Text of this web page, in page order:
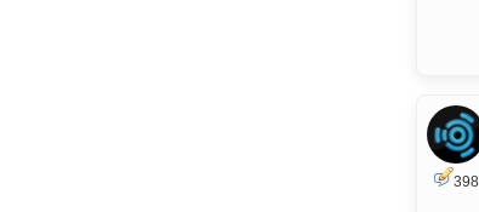
398